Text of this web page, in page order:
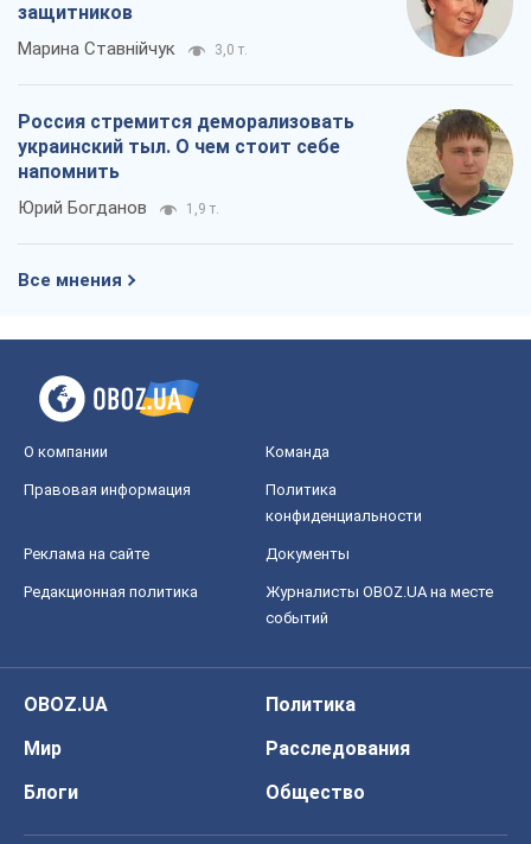
защитников
Марина Ставнійчук 3,0 т.
Россия стремится деморализовать
украинский тыл. О чем стоит себе
напомнить
Юрий Богданов 1,9 т.
Все мнения
О компании Команда
Правовая информация
Политика
конфиденциальности
Реклама на сайте Документы
Редакционная политика
Журналисты OBOZ.UA на месте
событий
OBOZ.UA
Политика
Мир
Расследования
Блоги
Общество